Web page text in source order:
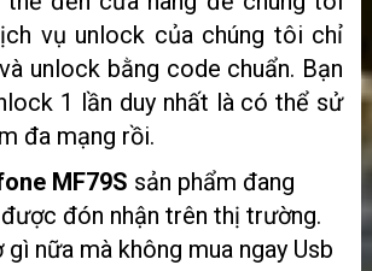
vụ unlock của chúng tôi chỉ
unlock bằng code chuẩn. Bạn
1 lần duy nhất là có thể sử
đa mạng rồi.
MF79S sản phẩm đang
đón nhận trên thị trường.
gì nữa mà không mua ngay Usb